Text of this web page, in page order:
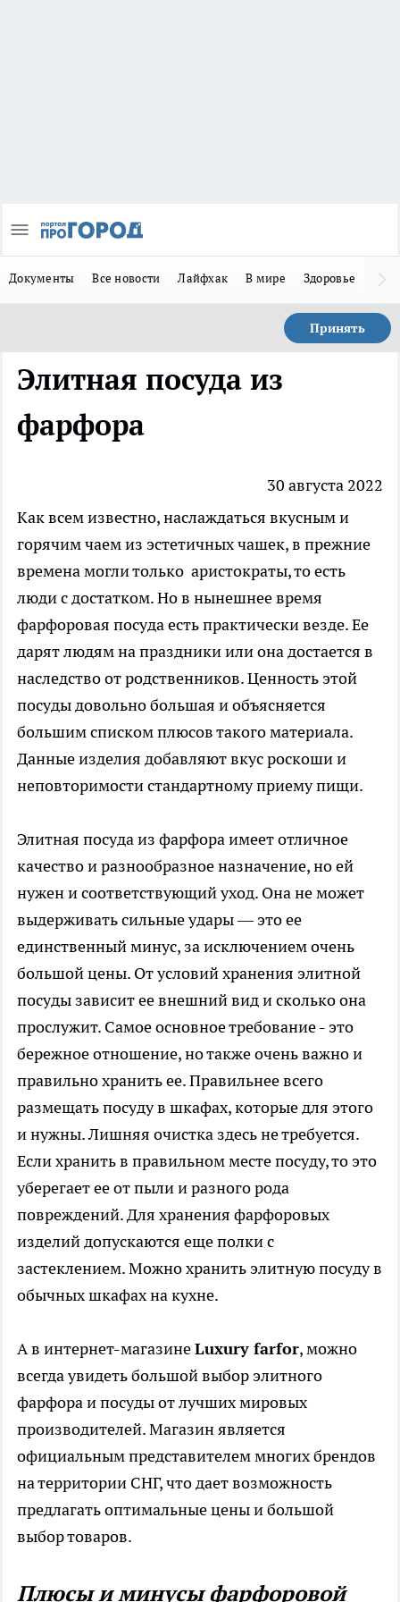
Документы Все новости Лайфхак В мире Здоровье
Принять
Элитная посуда из
фарфора
30 августа 2022
Как всем известно, наслаждаться вкусным и
горячим чаем из эстетичных чашек, в прежние
времена могли только аристократы, то есть
люди с достатком. Но в нынешнее время
фарфоровая посуда есть практически везде. Ее
дарят людям на праздники или она достается в
наследство от родственников. Ценность этой
посуды довольно большая и объясняется
большим списком плюсов такого материала.
Данные изделия добавляют вкус роскоши и
неповторимости стандартному приему пищи.
Элитная посуда из фарфора имеет отличное
качество и разнообразное назначение, но ей
нужен и соответствующий уход. Она не может
выдерживать сильные удары — это ее
единственный минус, за исключением очень
большой цены. От условий хранения элитной
посуды зависит ее внешний вид и сколько она
прослужит. Самое основное требование - это
бережное отношение, но также очень важно и
правильно хранить ее. Правильнее всего
размещать посуду в шкафах, которые для этого
и нужны. Лишняя очистка здесь не требуется.
Если хранить в правильном месте посуду, то это
уберегает ее от пыли и разного рода
повреждений. Для хранения фарфоровых
изделий допускаются еще полки с
застеклением. Можно хранить элитную посуду в
обычных шкафах на кухне.
А в интернет-магазинеLuxury farfor, можно
всегда увидеть большой выбор элитного
фарфора и посуды от лучших мировых
производителей. Магазин является
официальным представителем многих брендов
на территории СНГ, что дает возможность
предлагать оптимальные цены и большой
выбор товаров.
Плюсы и минусы фарфоровой